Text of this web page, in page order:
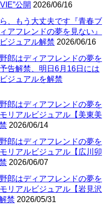
公開 2026/06/16
、もう大丈夫です『青春ブ
アフレンドの夢を見ない』
ジュアル解禁 2026/06/16
野郎はディアフレンドの夢を
告解禁、明日6月16日には
ジュアルを解禁
野郎はディアフレンドの夢を
リアルビジュアル【美東美
2026/06/14
野郎はディアフレンドの夢を
リアルビジュアル【広川卯
2026/06/07
野郎はディアフレンドの夢を
リアルビジュアル【岩見沢
禁 2026/05/31